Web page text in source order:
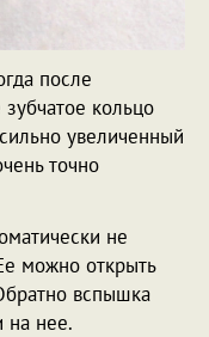
после
кольцо
увеличенный
точно
не
можно открыть
вспышка
на нее.